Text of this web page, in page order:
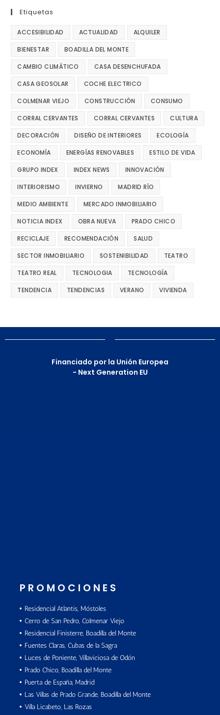
Etiquetas
ACCESIBILIDAD ACTUALIDAD ALQUILER
BIENESTAR BOADILLA DEL MONTE
CAMBIO CLIMÁTICO CASA DESENCHUFADA
CASA GEOSOLAR COCHE ELECTRICO
COLMENAR VIEJO CONSTRUCCIÓN CONSUMO
CORRAL CERVANTES CORRAL CERVANTES CULTURA
DECORACIÓN DISEÑO DE INTERIORES ECOLOGÍA
ECONOMÍA ENERGÍAS RENOVABLES ESTILO DE VIDA
GRUPO INDEX INDEX NEWS INNOVACIÓN
INTERIORISMO INVIERNO MADRID RÍO
MEDIO AMBIENTE MERCADO INMOBILIARIO
NOTICIA INDEX OBRA NUEVA PRADO CHICO
RECICLAJE RECOMENDACIÓN SALUD
SECTOR INMOBILIARIO SOSTENIBILIDAD TEATRO
TEATRO REAL TECNOLOGIA TECNOLOGÍA
TENDENCIA TENDENCIAS VERANO VIVIENDA
Financiado por la Unión Europea
- Next Generation EU
PROMOCIONES
Residencial Atlantis, Móstoles
Cerro de San Pedro, Colmenar Viejo
Residencial Finisterre, Boadilla del Monte
Fuentes Claras, Cubas de la Sagra
Luces de Poniente, Villaviciosa de Odón
Prado Chico, Boadilla del Monte
Puerta de España, Madrid
Las Villas de Prado Grande, Boadilla del Monte
Villa Licabeto, Las Rozas